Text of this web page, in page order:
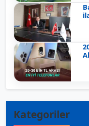
Kategoriler